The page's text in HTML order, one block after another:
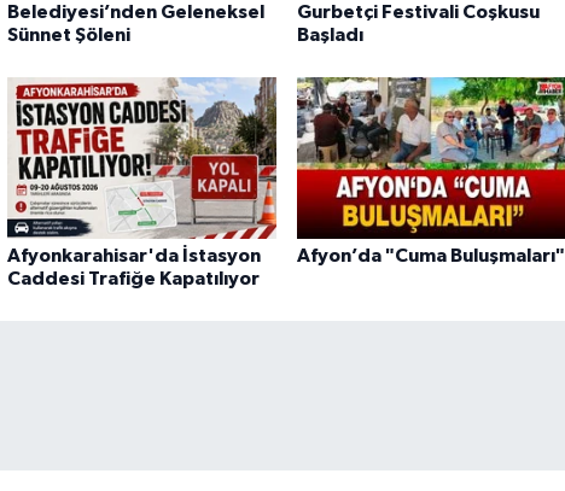
Belediyesi’nden Geleneksel
Sünnet Şöleni
Gurbetçi Festivali Coşkusu
Başladı
Afyonkarahisar'da İstasyon
Caddesi Trafiğe Kapatılıyor
Afyon’da "Cuma Buluşmaları"